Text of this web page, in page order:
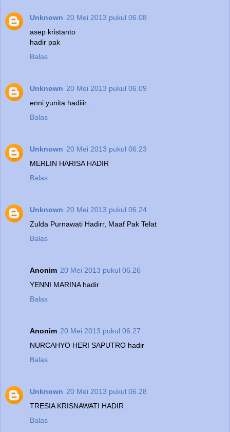
Unknown 20 Mei 2013 pukul 06.08
asep kristanto
hadir pak
Balas
Unknown 20 Mei 2013 pukul 06.09
enni yunita hadiiir...
Balas
Unknown 20 Mei 2013 pukul 06.23
MERLIN HARISA HADIR
Balas
Unknown 20 Mei 2013 pukul 06.24
Zulda Purnawati Hadirr, Maaf Pak Telat
Balas
Anonim 20 Mei 2013 pukul 06.26
YENNI MARINA hadir
Balas
Anonim 20 Mei 2013 pukul 06.27
NURCAHYO HERI SAPUTRO hadir
Balas
Unknown 20 Mei 2013 pukul 06.28
TRESIA KRISNAWATI HADIR
Balas